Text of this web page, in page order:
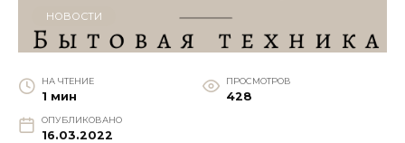
НОВОСТИ
НА ЧТЕНИЕ
1 мин
ПРОСМОТРОВ
428
ОПУБЛИКОВАНО
16.03.2022